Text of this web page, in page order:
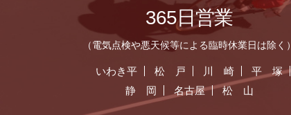
365日営業
（電気点検や悪天候等による臨時休業日は除く）
いわき平 松 戸 川 崎
平 塚
静 岡
名古屋 松 山